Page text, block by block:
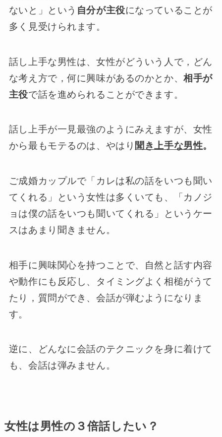
ないと」という 自分が主役になっていることが
多く見受けられます。
話し上手な男性は、女性がどういう人で，どん
な考え方で，何に興味があるのかとか、相手が
主役で話を進められることができます。
話し上手が一見最強のようにみえますが、女性
から最もモテるのは、やはり 聞き上手な男性。
ご成婚カップルで「カレは私の話をいつも聞い
てくれる」という女性は多くいても、「カノジ
ョは僕の話をいつも聞いてくれる」というケー
スはあまり聞きません。
相手に興味関心を持つことで、自然と話す内容
や動作にも反応し、タイミングよく相槌がうて
たり，質問ができ、会話が弾むようになりま
す。
逆に、どんなに会話のテクニックを身に着けて
も、会話は弾みません。
女性は男性の３倍話したい？